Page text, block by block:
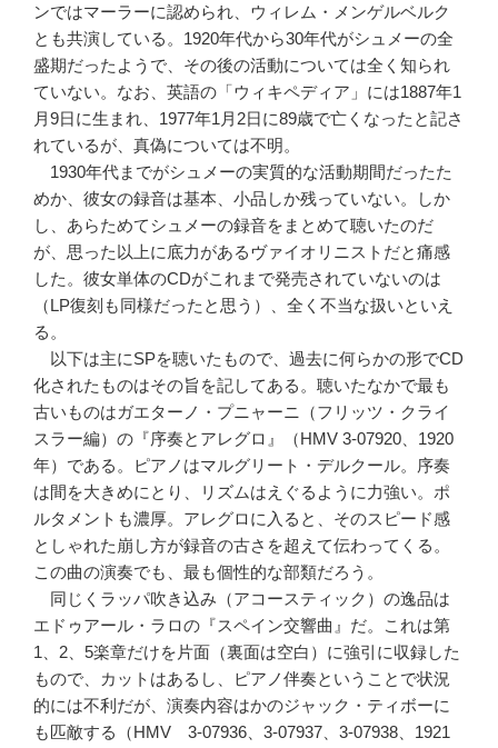
ンではマーラーに認められ、ウィレム・メンゲルベルク
とも共演している。1920年代から30年代がシュメーの全
盛期だったようで、その後の活動については全く知られ
ていない。なお、英語の「ウィキペディア」には1887年1
月9日に生まれ、1977年1月2日に89歳で亡くなったと記さ
れているが、真偽については不明。
1930年代までがシュメーの実質的な活動期間だったた
めか、彼女の録音は基本、小品しか残っていない。しか
し、あらためてシュメーの録音をまとめて聴いたのだ
が、思った以上に底力があるヴァイオリニストだと痛感
した。彼女単体のCDがこれまで発売されていないのは
（LP復刻も同様だったと思う）、全く不当な扱いといえ
る。
以下は主にSPを聴いたもので、過去に何らかの形でCD
化されたものはその旨を記してある。聴いたなかで最も
古いものはガエターノ・プニャーニ（フリッツ・クライ
スラー編）の『序奏とアレグロ』（HMV 3-07920、1920
年）である。ピアノはマルグリート・デルクール。序奏
は間を大きめにとり、リズムはえぐるように力強い。ポ
ルタメントも濃厚。アレグロに入ると、そのスピード感
としゃれた崩し方が録音の古さを超えて伝わってくる。
この曲の演奏でも、最も個性的な部類だろう。
同じくラッパ吹き込み（アコースティック）の逸品は
エドゥアール・ラロの『スペイン交響曲』だ。これは第
1、2、5楽章だけを片面（裏面は空白）に強引に収録した
もので、カットはあるし、ピアノ伴奏ということで状況
的には不利だが、演奏内容はかのジャック・ティボーに
も匹敵する（HMV 3-07936、3-07937、3-07938、1921